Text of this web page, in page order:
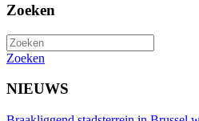
Zoeken
Zoeken
NIEUWS